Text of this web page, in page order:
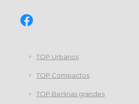
TOP Urbanos
TOP Compactos
TOP Berlinas grandes